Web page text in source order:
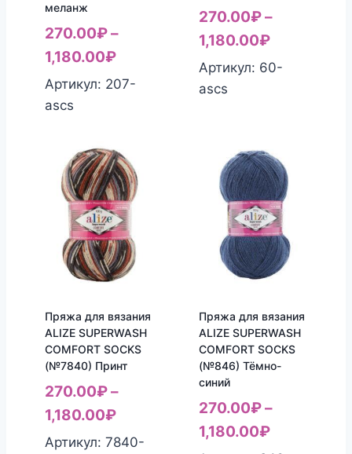
меланж
270.00₽–
1,180.00₽
Артикул: 207-
ascs
270.00₽–
1,180.00₽
Артикул: 60-
ascs
Пряжа для вязания
ALIZE SUPERWASH
COMFORT SOCKS
(№7840) Принт
270.00₽–
1,180.00₽
Артикул: 7840-
Пряжа для вязания
ALIZE SUPERWASH
COMFORT SOCKS
(№846) Тёмно-
синий
270.00₽–
1,180.00₽